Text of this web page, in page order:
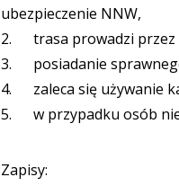
ubezpieczenie NNW,
2. trasa prowadzi przez
3. posiadanie
4. zaleca się używanie
5. w przypadku osób
Zapisy: